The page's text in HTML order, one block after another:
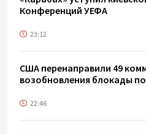
Конференций УЕФА
23:12
США перенаправили 49
возобновления блокады
22:46